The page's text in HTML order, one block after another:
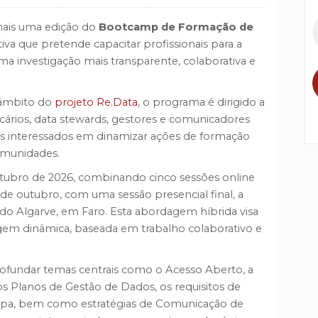
uma edição do Bootcamp de Formação de
que pretende capacitar profissionais para a
investigação mais transparente, colaborativa e
do projeto Re.Data, o programa é dirigido a
data stewards, gestores e comunicadores
em dinamizar ações de formação
de 2026, combinando cinco sessões online
outubro, com uma sessão presencial final, a
Algarve, em Faro. Esta abordagem híbrida visa
dinâmica, baseada em trabalho colaborativo e
temas centrais como o Acesso Aberto, a
Planos de Gestão de Dados, os requisitos de
bem como estratégias de Comunicação de